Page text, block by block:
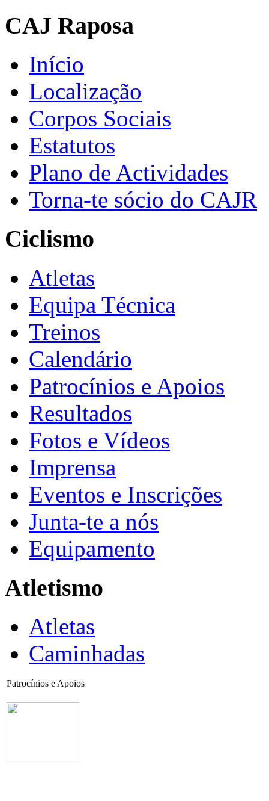
CAJ Raposa
Início
Localização
Corpos Sociais
Estatutos
Plano de Actividades
Torna-te sócio do CAJR
Ciclismo
Atletas
Equipa Técnica
Treinos
Calendário
Patrocínios e Apoios
Resultados
Fotos e Vídeos
Imprensa
Eventos e Inscrições
Junta-te a nós
Equipamento
Atletismo
Atletas
Caminhadas
Patrocínios e Apoios